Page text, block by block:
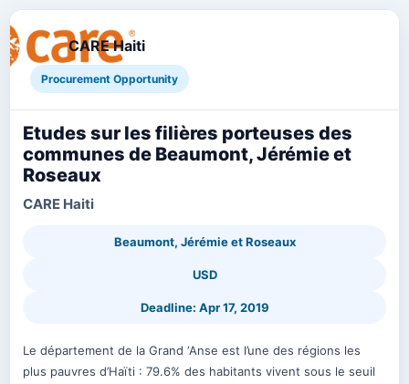
CARE Haiti
Procurement Opportunity
Etudes sur les filières porteuses des
communes de Beaumont, Jérémie et
Roseaux
CARE Haiti
Beaumont, Jérémie et Roseaux
USD
Deadline: Apr 17, 2019
Le département de la Grand ‘Anse est l’une des régions les
plus pauvres d’Haïti : 79.6% des habitants vivent sous le seuil